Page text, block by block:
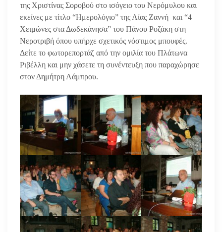
της Χριστίνας Σοροβού στο ισόγειο του Νερόμυλου και
εκείνες με τίτλο “Ημερολόγιο” της Λίας Ζαννή και “4
Χειμώνες στα Δωδεκάνησα” του Πάνου Ροζάκη στη
Νεροτριβή όπου υπήρχε σχετικός νόστιμος μπουφές.
Δείτε το φωτορεπορτάζ από την ομιλία του Πλάτωνα
Ριβέλλη και μην χάσετε τη συνέντευξη που παραχώρησε
στον Δημήτρη Λάμπρου.